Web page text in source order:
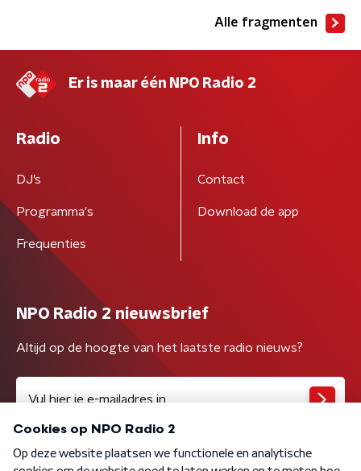
Alle fragmenten
Er is maar één NPO Radio 2
Radio
DJ’s
Programma's
Frequenties
Info
Contact
Download de app
NPO Radio 2 nieuwsbrief
Altijd op de hoogte van het laatste radio nieuws?